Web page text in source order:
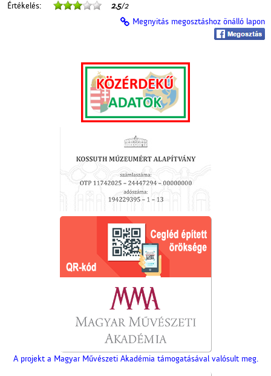
Értékelés: 2.5/2
Megnyitás megosztáshoz önálló lapon
A projekt a Magyar Művészeti Akadémia támogatásával valósult meg.